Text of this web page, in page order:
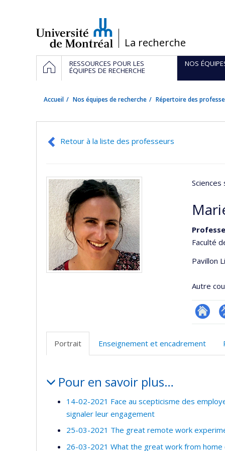
/La recherche
Navigation
principale
ACCUEILRESSOURCES POUR LES
ÉQUIPES DE RECHERCHE
NOS
Accueil Nos équipes de recherche Répertoire des
Retour à la liste des professeurs
Sciences
Faculté
Pavillon
Autre
Portrait Enseignement et encadrement
Pour en savoir plus…
14-02-2021 Face au scepticisme des
signaler leur engagement
25-03-2021 The great remote work
26-03-2021 What the great work from